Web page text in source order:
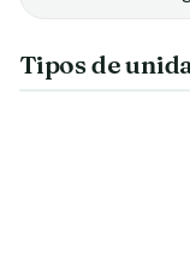
Tipos de